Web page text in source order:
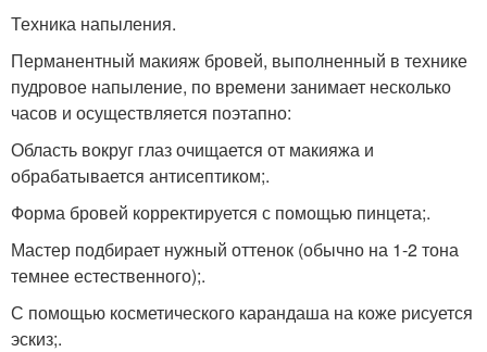
Техника напыления.
Перманентный макияж бровей, выполненный в технике
пудровое напыление, по времени занимает несколько
часов и осуществляется поэтапно:
Область вокруг глаз очищается от макияжа и
обрабатывается антисептиком;.
Форма бровей корректируется с помощью пинцета;.
Мастер подбирает нужный оттенок (обычно на 1-2 тона
темнее естественного);.
С помощью косметического карандаша на коже рисуется
эскиз;.